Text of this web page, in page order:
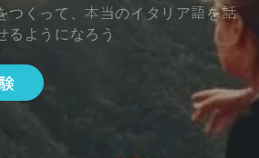
つくって、本当のイタリア語を話
るようになろう